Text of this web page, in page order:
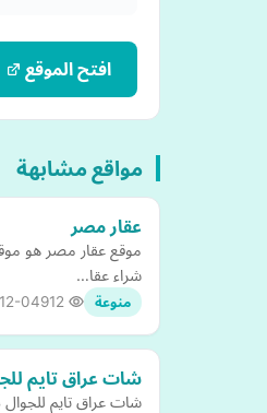
افتح الموقع
مواقع مشابهة
عقار مصر
موقع عقار مصر هو
شراء عقا…
منوعة 04
شات عراق تايم
شات عراق تايم للجوال